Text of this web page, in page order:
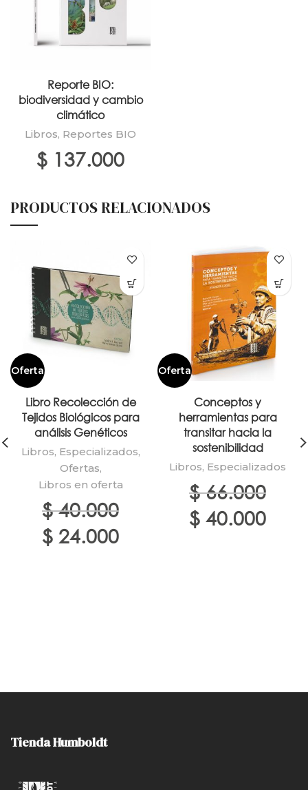
Reporte BIO:
biodiversidad y cambio
climático
Libros, Reportes BIO
$ 137.000
PRODUCTOS RELACIONADOS
Oferta
Libro Recolección de
Tejidos Biológicos para
análisis Genéticos
Libros, Especializados,
Ofertas,
Libros en oferta
$40.000
El
precio
$ 24.000precio
Oferta
Conceptos y
herramientas para
transitar hacia la
sostenibilidad
Libros, Especializados
$66.000
El
precio
$ 40.000precio
Tienda Humboldt